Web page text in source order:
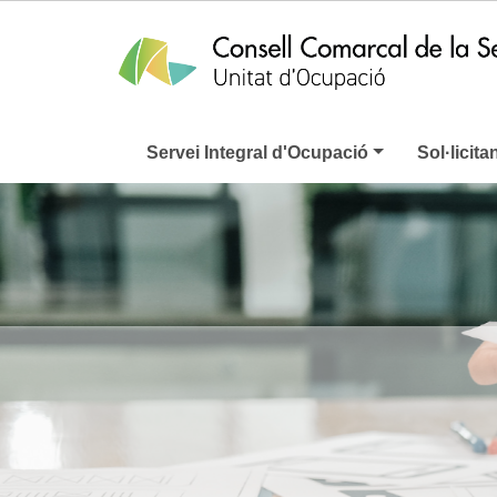
Servei Integral d'Ocupació